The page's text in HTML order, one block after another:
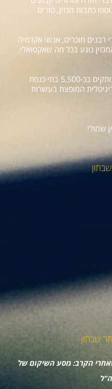
כתבות מגזין, טורים
רבנים מוכרים, אנשי אקדמיה
נוגע בכל מה שאקטואלי,
השבועון מופץ בעשרות אלפי עותקים בכ-5,500 בתי כנסת
המופצת בעשרות
שמולי
שבתון
הקרב: מסע השיקום של